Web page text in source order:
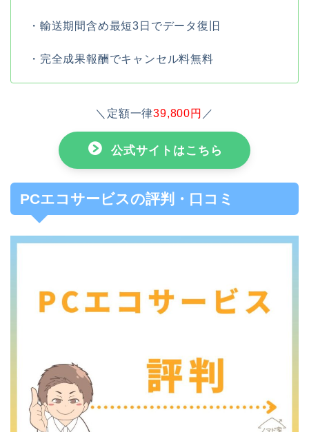
・輸送期間含め最短3日でデータ復旧
・完全成果報酬でキャンセル料無料
＼定額一律39,800円 ／
公式サイトはこちら
PCエコサービスの評判・口コミ